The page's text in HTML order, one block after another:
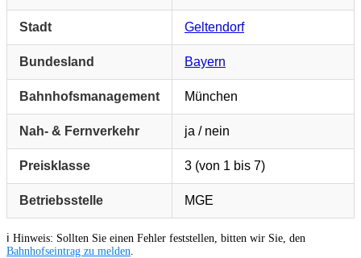
Stadt Geltendorf
Bundesland Bayern
Bahnhofsmanagement München
Nah- & Fernverkehr ja / nein
Preisklasse 3 (von 1 bis 7)
Betriebsstelle MGE
ℹ️ Hinweis: Sollten Sie einen Fehler feststellen, bitten wir Sie, den
Bahnhofseintrag zu melden